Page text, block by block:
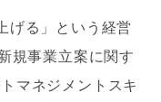
げる」という経営
規事業立案に関す
マネジメントスキ